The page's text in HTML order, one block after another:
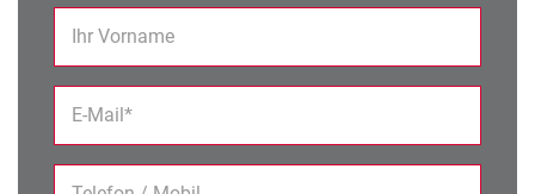
Ihr Vorname
E-Mail*